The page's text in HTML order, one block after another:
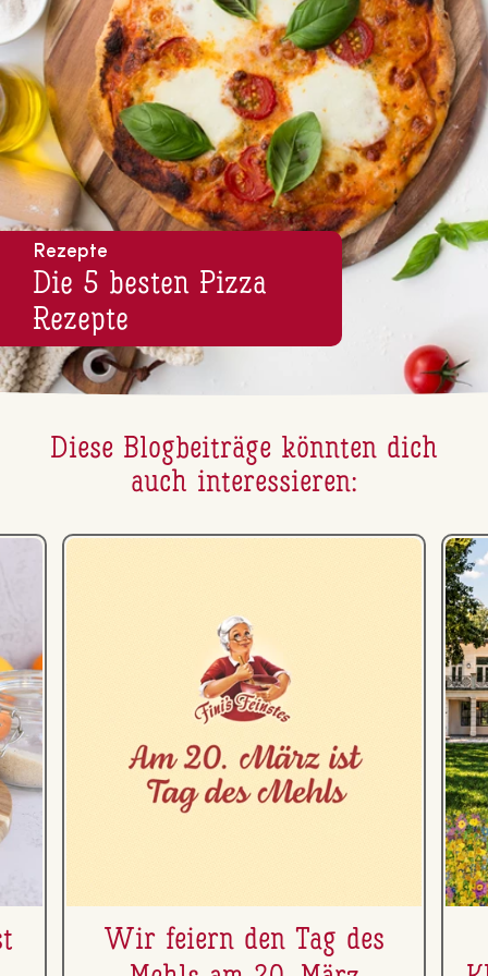
Rezepte
Die 5 besten Pizza
Rezepte
Diese Blog­bei­trä­ge könnten dich
auch in­ter­es­sie­ren:
Wir feiern den Tag des